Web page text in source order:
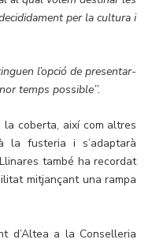
per la cultura i
l’opció de presentar-
temps possible’’.
coberta, així com altres
la fusteria i s’adaptarà
també ha recordat
mitjançant una rampa
d’Altea a la Conselleria